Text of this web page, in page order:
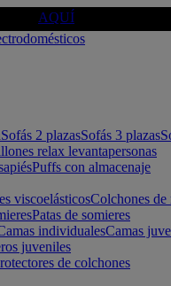
AQUÍ
Sofás 2 plazasSofás 3 plazas
relax levantapersonas
Puffs con almacenaje
viscoelásticosColchones de
Patas de somieres
individualesCamas
juveniles
de colchones